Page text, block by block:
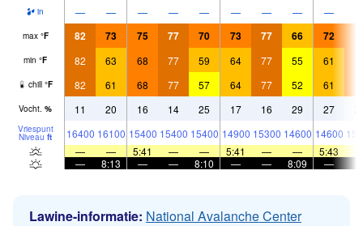
in — — — — — — — — —
max °F 82 73 75 77 70 73 77 66 72
min °F 82 63 68 77 59 64 77 55 61
chill °F 82 61 68 77 57 64 77 52 61
Vocht. % 11 20 16 14 25 17 16 29 27
Vriespunt
Niveau ft 16400 16100 15400 15400 15400 14900 15300 14600 14600
—
— 5:41 — — 5:41 — — 5:43
—
8:13 — — 8:10 — — 8:09 —
Lawine-informatie: National Avalanche Center